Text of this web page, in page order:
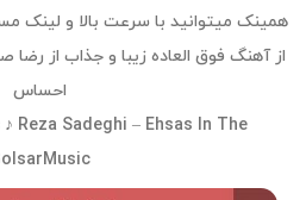
همینک میتوانید با سرعت بالا و لینک
احساس
Reza Sadeghi – Ehsas In The